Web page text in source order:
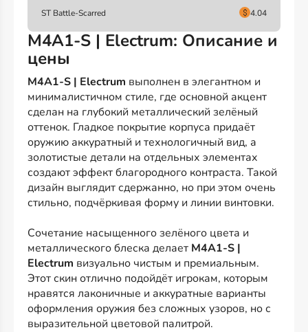
ST Battle-Scarred
4.04
M4A1-S | Electrum: Описание и
цены
M4A1-S | Electrum выполнен в элегантном и
минималистичном стиле, где основной акцент
сделан на глубокий металлический зелёный
оттенок. Гладкое покрытие корпуса придаёт
оружию аккуратный и технологичный вид, а
золотистые детали на отдельных элементах
создают эффект благородного контраста. Такой
дизайн выглядит сдержанно, но при этом очень
стильно, подчёркивая форму и линии винтовки.
Сочетание насыщенного зелёного цвета и
металлического блеска делает M4A1-S |
Electrum визуально чистым и премиальным.
Этот скин отлично подойдёт игрокам, которым
нравятся лаконичные и аккуратные варианты
оформления оружия без сложных узоров, но с
выразительной цветовой палитрой.